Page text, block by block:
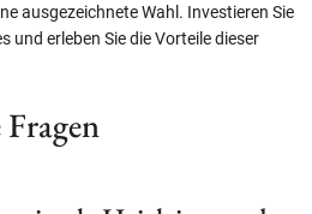
ausgezeichnete Wahl. Investieren Sie
und erleben Sie die Vorteile dieser